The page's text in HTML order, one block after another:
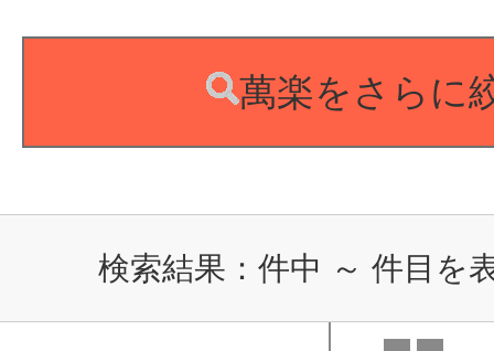
萬楽をさらに
検索結果： 件中 ～ 件目を